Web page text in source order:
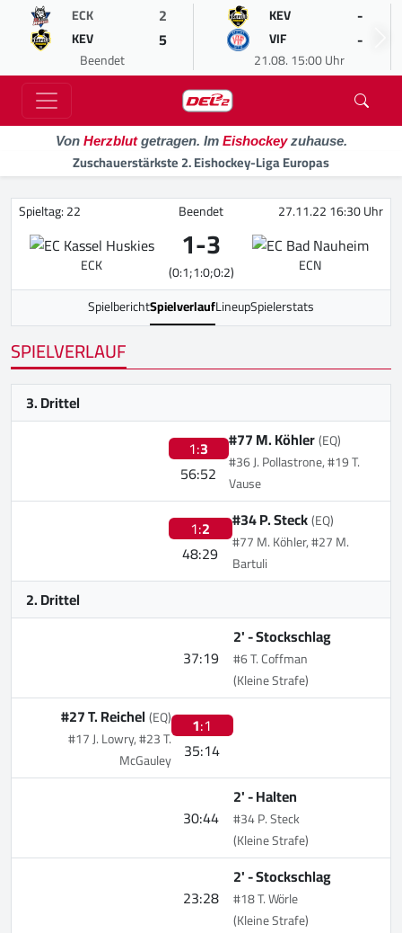
ECK 2
KEV 5
Beendet
KEV -
VIF -
21.08. 15:00 Uhr
Von Herzblutgetragen. Im Eishockeyzuhause.
Zuschauerstärkste 2. Eishockey-Liga Europas
Spieltag: 22 Beendet 27.11.22 16:30 Uhr
ECK 1-3
(0:1;1:0;0:2)
ECN
SpielberichtSpielverlaufLineupSpielerstats
SPIELVERLAUF
3. Drittel
1:3
56:52
#77 M. Köhler(EQ)
#36 J. Pollastrone, #19 T.
Vause
1:2
48:29
#34 P. Steck(EQ)
#77 M. Köhler, #27 M.
Bartuli
2. Drittel
37:19
2' -Stockschlag
#6 T. Coffman
(Kleine Strafe)
1:1
35:14
#27 T. Reichel(EQ)
#17 J. Lowry, #23 T.
McGauley
30:44
2' -Halten
#34 P. Steck
(Kleine Strafe)
23:28
2' -Stockschlag
#18 T. Wörle
(Kleine Strafe)